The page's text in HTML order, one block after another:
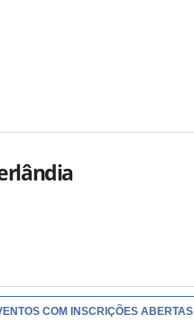
COM INSCRIÇÕES ABERTAS